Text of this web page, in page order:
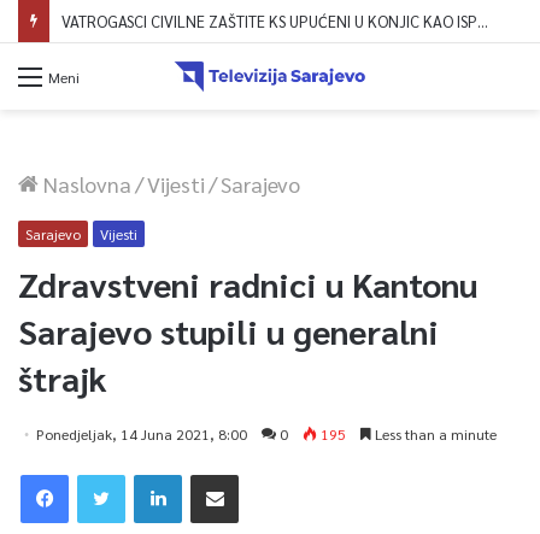
VATROGASCI CIVILNE ZAŠTITE KS UPUĆENI U KONJIC KAO ISPOMOĆ U GAŠENJU POŽARA
Meni
Naslovna/Vijesti/Sarajevo
Sarajevo Vijesti
Zdravstveni radnici u Kantonu
Sarajevo stupili u generalni
štrajk
Ponedjeljak, 14 Juna 2021, 8:00 0 195 Less than a minute